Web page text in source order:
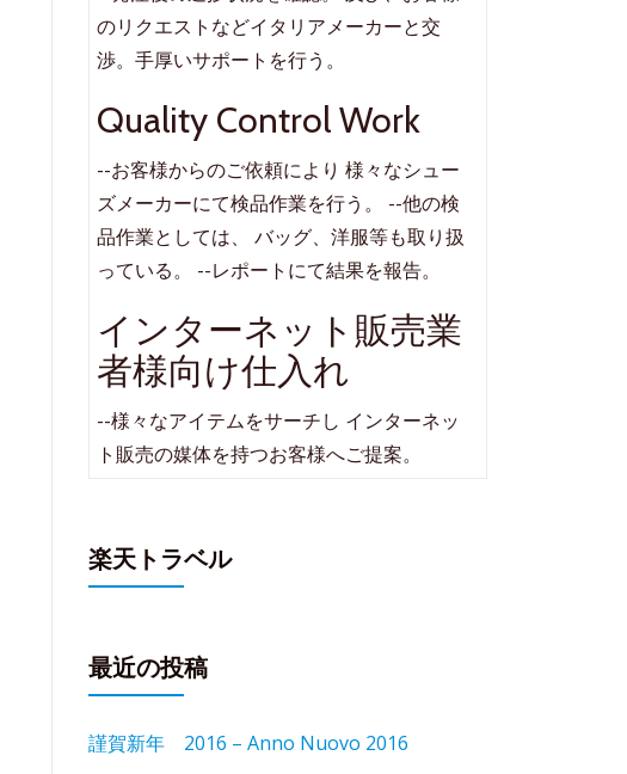
のリクエストなどイタリアメーカーと交
渉。手厚いサポートを行う。
Quality Control Work
--お客様からのご依頼により 様々なシュー
ズメーカーにて検品作業を行う。 --他の検
品作業としては、 バッグ、洋服等も取り扱
っている。 --レポートにて結果を報告。
インターネット販売業
者様向け仕入れ
--様々なアイテムをサーチし インターネッ
ト販売の媒体を持つお客様へご提案。
楽天トラベル
最近の投稿
謹賀新年 2016 – Anno Nuovo 2016